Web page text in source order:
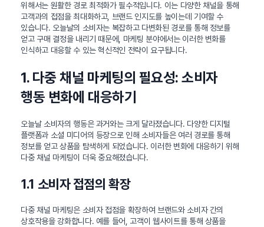
위해서는 원활한 경로 최적화가 필수적입니다. 이는 다양한 채널을 통해
고객과의 접점을 최대화하고, 브랜드 인지도를 높이는데 기여할 수
있습니다. 오늘날의 소비자는 복잡하고 다변화된 경로를 통해 정보를
얻고 구매 결정을 내리기 때문에, 마케팅 분야에서는 이러한 변화를
인식하고 대응할 수 있는 혁신적인 전략이 요구됩니다.
1. 다중 채널 마케팅의 필요성: 소비자
행동 변화에 대응하기
오늘날 소비자의 행동은 과거와는 크게 달라졌습니다. 다양한 디지털
플랫폼과 소셜 미디어의 등장으로 인해 소비자들은 여러 경로를 통해
정보를 얻고 상품을 탐색하게 되었습니다. 이러한 변화에 대응하기 위해
다중 채널 마케팅이 더욱 중요해졌습니다.
1.1 소비자 접점의 확장
다중 채널 마케팅은 소비자 접점을 확장하여 브랜드와 소비자 간의
상호작용을 강화합니다. 예를 들어, 고객이 웹사이트를 통해 상품을